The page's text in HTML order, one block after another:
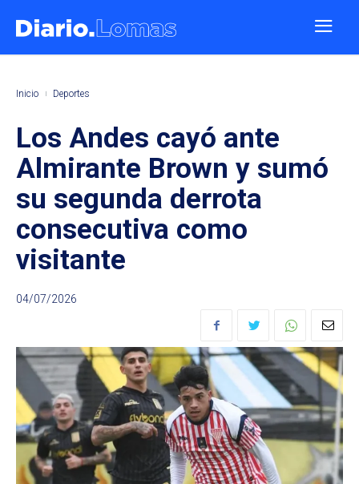
Inicio Deportes
Los Andes cayó ante
Almirante Brown y sumó
su segunda derrota
consecutiva como
visitante
04/07/2026